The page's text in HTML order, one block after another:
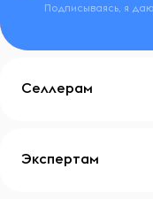
Подписываясь, я
Селлерам
Экспертам